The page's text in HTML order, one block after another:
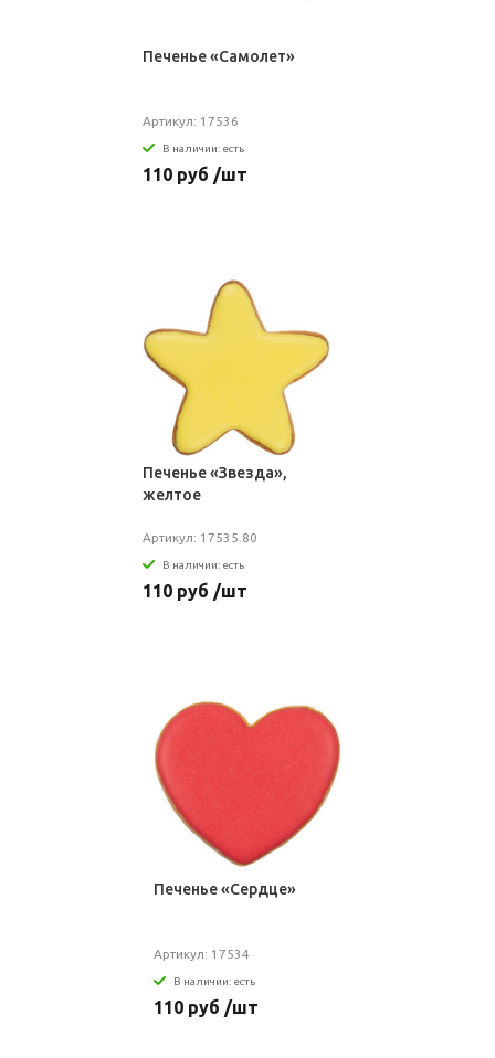
Печенье «Самолет»
Артикул: 17536
В наличии: есть
110 руб /шт
Печенье «Звезда»,
желтое
Артикул: 17535.80
В наличии: есть
110 руб /шт
Печенье «Сердце»
Артикул: 17534
В наличии: есть
110 руб /шт